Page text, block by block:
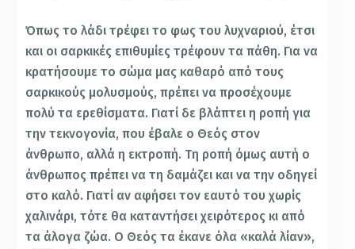
Όπως το λάδι τρέφει το φως του λυχναριού, έτσι
και οι σαρκικές επιθυμίες τρέφουν τα πάθη. Για να
κρατήσουμε το σώμα μας καθαρό από τους
σαρκικούς μολυσμούς, πρέπει να προσέχουμε
πολύ τα ερεθίσματα. Γιατί δε βλάπτει η ροπή για
την τεκνογονία, που έβαλε ο Θεός στον
άνθρωπο, αλλά η εκτροπή. Τη ροπή όμως αυτή ο
άνθρωπος πρέπει να τη δαμάζει και να την οδηγεί
στο καλό. Γιατί αν αφήσει τον εαυτό του χωρίς
χαλινάρι, τότε θα καταντήσει χειρότερος κι από
τα άλογα ζώα. Ο Θεός τα έκανε όλα «καλά λίαν»,